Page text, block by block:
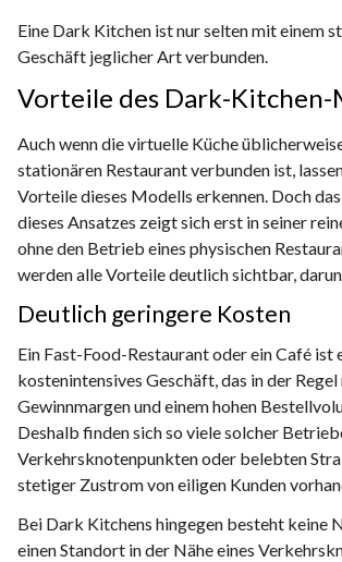
Eine Dark Kitchen ist nur selten mit einem
Geschäft jeglicher Art verbunden.
Vorteile des Dark-Kitchen-
Auch wenn die virtuelle Küche
stationären Restaurant verbunden ist,
Vorteile dieses Modells erkennen. Doch
dieses Ansatzes zeigt sich erst in seiner
ohne den Betrieb eines physischen
werden alle Vorteile deutlich sichtbar,
Deutlich geringere Kosten
Ein Fast-Food-Restaurant oder ein Café ist
kostenintensives Geschäft, das in der
Gewinnmargen und einem hohen
Deshalb finden sich so viele solcher
Verkehrsknotenpunkten oder belebten
stetiger Zustrom von eiligen Kunden
Bei Dark Kitchens hingegen besteht keine
einen Standort in der Nähe eines